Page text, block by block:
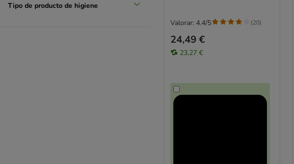
Tipo de producto de higiene
24,49 €
23,27 €
Valorar: 4.4/5 (20)